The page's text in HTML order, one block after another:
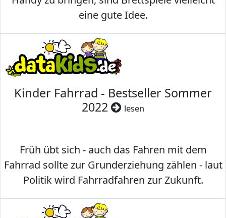
eine gute Idee.
Kinder Fahrrad - Bestseller Sommer
2022
lesen
Früh übt sich - auch das Fahren mit dem
Fahrrad sollte zur Grunderziehung zählen - laut
Politik wird Fahrradfahren zur Zukunft.